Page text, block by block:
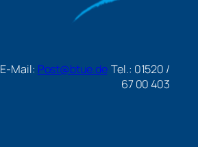
E-Mail: Post@btue.deTel.: 01520 /
67 00 403